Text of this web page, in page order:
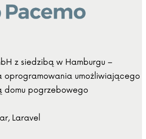
z siedzibą w Hamburgu –
umożliwiającego
domu pogrzebowego
Laravel